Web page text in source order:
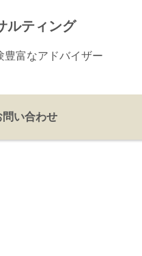
ルティング
豊富なアドバイザー
問い合わせ